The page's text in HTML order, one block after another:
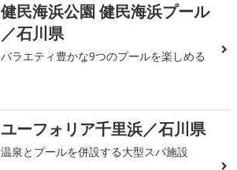
健民海浜公園 健民海浜プール
／石川県
バラエティ豊かな9つのプールを楽しめる
ユーフォリア千里浜／石川県
温泉とプールを併設する大型スパ施設